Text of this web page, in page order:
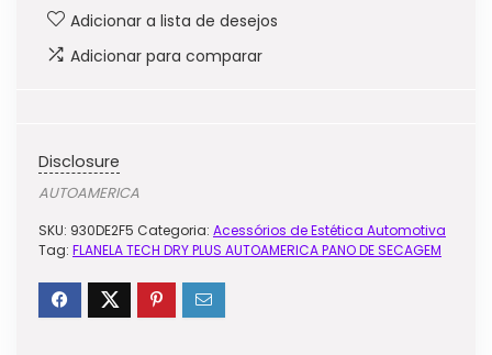
Adicionar a lista de desejos
Adicionar para comparar
Disclosure
AUTOAMERICA
SKU: 930DE2F5 Categoria: Acessórios de Estética Automotiva
Tag: FLANELA TECH DRY PLUS AUTOAMERICA PANO DE SECAGEM